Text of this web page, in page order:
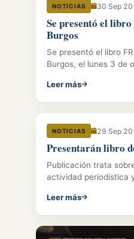
NOTICIAS 30 Sep
Se presentó el
Burgos
Se presentó el libro
Burgos, el lunes 3 de
Leer más
NOTICIAS 29 Sep
Presentarán libro
Publicación trata
actividad periodística
Leer más